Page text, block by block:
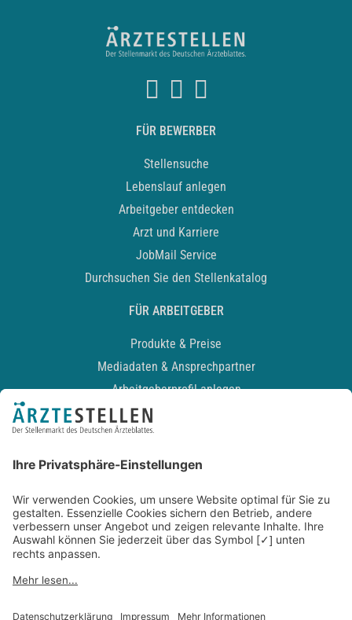
FÜR BEWERBER
Stellensuche
Lebenslauf anlegen
Arbeitgeber entdecken
Arzt und Karriere
JobMail Service
Durchsuchen Sie den Stellenkatalog
FÜR ARBEITGEBER
Produkte & Preise
Mediadaten & Ansprechpartner
Arbeitgeberprofil anlegen
Recruiting-Podcast
Kontakt
Datenschutz
Newsletter